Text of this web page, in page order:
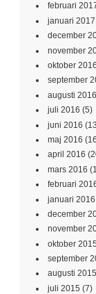
februari
januari 2017
december
november
oktober 2016
september
augusti 2016
juli 2016 (5)
juni 2016
maj 2016
april 2016
mars 2016
februari
januari 2016
december
november
oktober 2015
september
augusti 2015
juli 2015 (7)